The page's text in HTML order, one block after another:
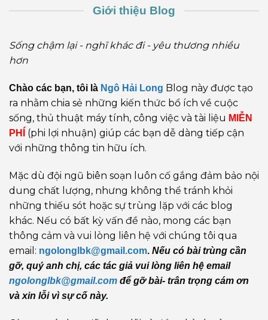
Giới thiệu Blog
Sống chậm lại - nghĩ khác đi - yêu thương nhiều
hơn
Chào các bạn, tôi là Ngô Hải Long Blog này được tạo
ra nhằm chia sẻ những kiến thức bổ ích về cuộc
sống, thủ thuật máy tính, công việc và tài liệu MIỄN
PHÍ
(phi lợi nhuận) giúp các bạn dễ dàng tiếp cận
với những thông tin hữu ích.
Mặc dù đội ngũ biên soạn luôn cố gắng đảm bảo nội
dung chất lượng, nhưng không thể tránh khỏi
những thiếu sót hoặc sự trùng lặp với các blog
khác. Nếu có bất kỳ vấn đề nào, mong các bạn
thông cảm và vui lòng liên hệ với chúng tôi qua
email: ngolonglbk@gmail.com. Nếu có bài trùng cần
gỡ, quý anh chị, các tác giả vui lòng liên hệ email
ngolonglbk@gmail.com để gỡ bài- trân trọng cám ơn
và xin lỗi vì sự cố này.